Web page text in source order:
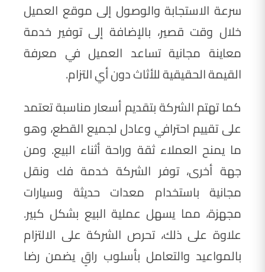
سرعة الاستجابة والوصول إلى موقع العميل
خلال وقت قصير، بالإضافة إلى توفير خدمة
معاينة مجانية تساعد العميل في معرفة
القيمة الحقيقية للأثاث دون أي التزام.
كما تهتم الشركة بتقديم أسعار مناسبة تعتمد
على تقييم احترافي وعادل لجميع القطع، وهو
ما يمنح العملاء ثقة وراحة أثناء البيع. ومن
جهة أخرى، توفر الشركة خدمة فك ونقل
مجانية باستخدام معدات حديثة وسيارات
مجهزة، مما يسهل عملية البيع بشكل كبير.
علاوة على ذلك، تحرص الشركة على الالتزام
بالمواعيد والتعامل بأسلوب راقٍ يضمن رضا